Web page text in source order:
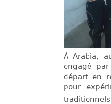
À Arabia,
engagé
départ en
pour